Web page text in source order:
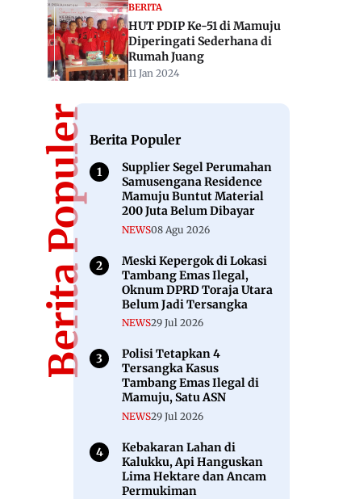
BERITA
HUT PDIP Ke-51 di Mamuju
Diperingati Sederhana di
Rumah Juang
11 Jan 2024
Berita PopulerBerita Populer
Supplier Segel Perumahan
Samusengana Residence
Mamuju Buntut Material
200 Juta Belum Dibayar
NEWS08 Agu 2026
Meski Kepergok di Lokasi
Tambang Emas Ilegal,
Oknum DPRD Toraja Utara
Belum Jadi Tersangka
NEWS29 Jul 2026
Polisi Tetapkan 4
Tersangka Kasus
Tambang Emas Ilegal di
Mamuju, Satu ASN
NEWS29 Jul 2026
Kebakaran Lahan di
Kalukku, Api Hanguskan
Lima Hektare dan Ancam
Permukiman